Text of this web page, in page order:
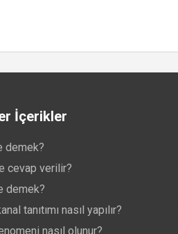
İçerikler
demek?
cevap verilir?
demek?
tanıtımı nasıl yapılır?
nasıl olunur?